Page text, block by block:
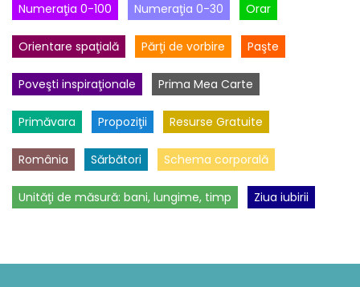
Numeraţia 0-100 Numeraţia 0-30 Orar
Orientare spaţială Părţi de vorbire Paşte
Poveşti inspiraţionale Prima Mea Carte
Primăvara Propoziţii Resurse Gratuite
România Sărbători Schema corporală
Unităţi de măsură: bani, lungime, timp Ziua iubirii